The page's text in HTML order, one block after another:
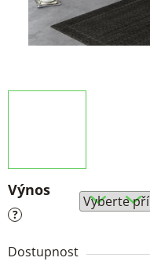
Výnos
?
Dostupnost